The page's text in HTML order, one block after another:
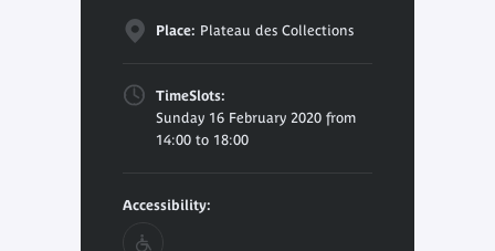
Place: Plateau des Collections
TimeSlots:
Sunday 16 February 2020 from
14:00 to 18:00
Accessibility: